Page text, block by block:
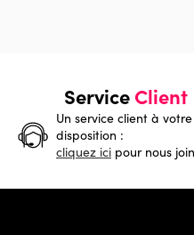
ServiceClient
Un service client à votre
disposition :
cliquez ici pour nous